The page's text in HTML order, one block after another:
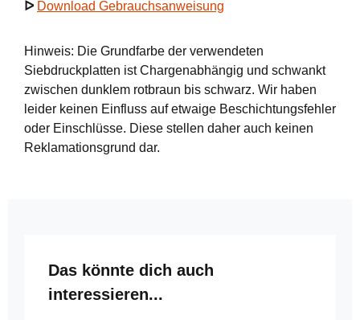
ᐅ Download Gebrauchsanweisung
Hinweis: Die Grundfarbe der verwendeten
Siebdruckplatten ist Chargenabhängig und schwankt
zwischen dunklem rotbraun bis schwarz. Wir haben
leider keinen Einfluss auf etwaige Beschichtungsfehler
oder Einschlüsse. Diese stellen daher auch keinen
Reklamationsgrund dar.
Produktgalerie überspringen
Das könnte dich auch
interessieren...